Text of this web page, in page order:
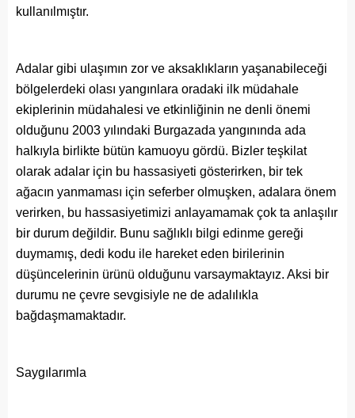
kullanılmıştır.
Adalar gibi ulaşımın zor ve aksaklıkların yaşanabileceği
bölgelerdeki olası yangınlara oradaki ilk müdahale
ekiplerinin müdahalesi ve etkinliğinin ne denli önemi
olduğunu 2003 yılındaki Burgazada yangınında ada
halkıyla birlikte bütün kamuoyu gördü. Bizler teşkilat
olarak adalar için bu hassasiyeti gösterirken, bir tek
ağacın yanmaması için seferber olmuşken, adalara önem
verirken, bu hassasiyetimizi anlayamamak çok ta anlaşılır
bir durum değildir. Bunu sağlıklı bilgi edinme gereği
duymamış, dedi kodu ile hareket eden birilerinin
düşüncelerinin ürünü olduğunu varsaymaktayız. Aksi bir
durumu ne çevre sevgisiyle ne de adalılıkla
bağdaşmamaktadır.
Saygılarımla